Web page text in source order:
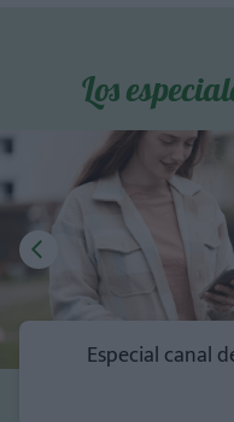
Los
Especial canal